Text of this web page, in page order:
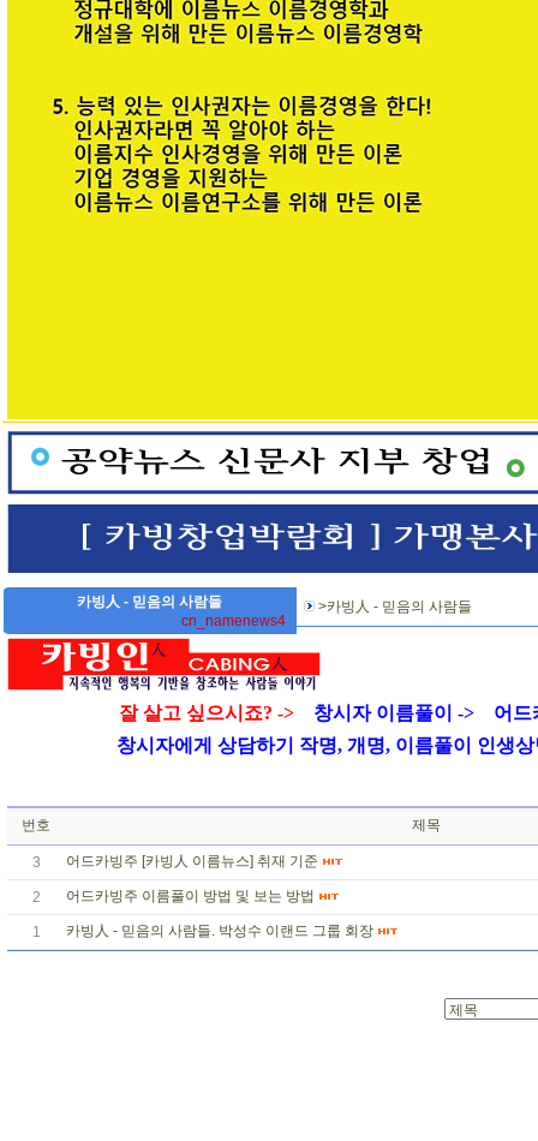
카빙人 - 믿음의 사람들
cn_namenews4
>카빙人 - 믿음의 사람들
잘 살고 싶으시죠? -> 창시자 이름풀이 ->
어드
창시자에게 상담하기 작명, 개명, 이름풀이 인생상
번호 제목
3 어드카빙주 [카빙人 이름뉴스] 취재 기준
2 어드카빙주 이름풀이 방법 및 보는 방법
1 카빙人 - 믿음의 사람들. 박성수 이랜드 그룹 회장